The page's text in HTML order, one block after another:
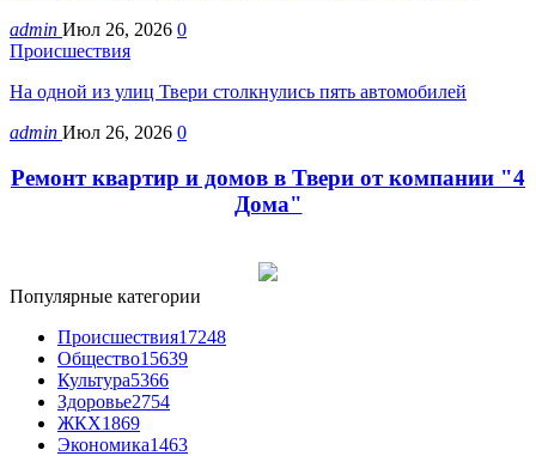
admin Июл 26, 2026 0
Происшествия
На одной из улиц Твери столкнулись пять автомобилей
admin Июл 26, 2026 0
Ремонт квартир и домов в Твери от компании "4
Дома"
Популярные категории
Происшествия17248
Общество15639
Культура5366
Здоровье2754
ЖКХ1869
Экономика1463